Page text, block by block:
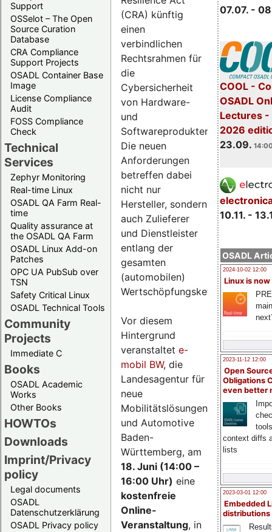
Support
OSSelot – The Open
Source Curation
Database
CRA Compliance
Support Projects
OSADL Container Base
Image
License Compliance
Audit
FOSS Compliance
Check
Technical
Services
Zephyr Monitoring
Real-time Linux
OSADL QA Farm Real-
time
Quality assurance at
the OSADL QA Farm
OSADL Linux Add-on
Patches
OPC UA PubSub over
TSN
Safety Critical Linux
OSADL Technical Tools
Community
Projects
Immediate C
Books
OSADL Academic
Works
Other Books
HOWTOs
Downloads
Imprint/Privacy
policy
Legal documents
OSADL
Datenschutzerklärung
OSADL Privacy policy
07.07. -
COOL -
OSADL
Lectures -
2026
23.09.
10.11. -
OSADL
2024-10-02 12:00
Linux is now
2023-11-12 12:00
Open
Obligations
even better
context diffs
lists
2023-03-01 12:00
Embedded
distributions
(CRA) künftig
einen
verbindlichen
Rechtsrahmen für
die
Cybersicherheit
von Hardware-
und
Softwareprodukten.
Die neuen
Anforderungen
betreffen dabei
nicht nur
Hersteller, sondern
auch Zulieferer
und Dienstleister
entlang der
gesamten
(automobilen)
Wertschöpfungskette.
Vor diesem
Hintergrund
veranstaltet e-
mobil BW, die
Landesagentur für
neue
Mobilitätslösungen
und Automotive
Baden-
Württemberg, am
18. Juni (14:00 –
16:00 Uhr) eine
kostenfreie
Online-
Veranstaltung, in